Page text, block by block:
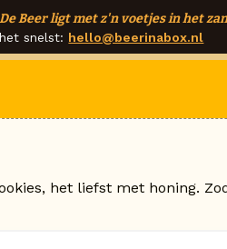
De Beer ligt met z'n voetjes in het
het snelst: hello@beerinabox.nl
het liefst met honing.